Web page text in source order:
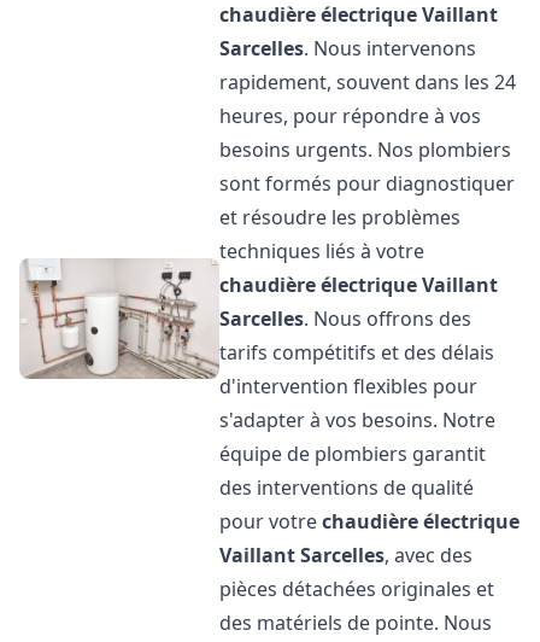
chaudière électrique Vaillant
Sarcelles. Nous intervenons
rapidement, souvent dans les 24
heures, pour répondre à vos
besoins urgents. Nos plombiers
sont formés pour diagnostiquer
et résoudre les problèmes
techniques liés à votre
chaudière électrique Vaillant
Sarcelles. Nous offrons des
tarifs compétitifs et des délais
d'intervention flexibles pour
s'adapter à vos besoins. Notre
équipe de plombiers garantit
des interventions de qualité
pour votrechaudière électrique
VaillantSarcelles, avec des
pièces détachées originales et
des matériels de pointe. Nous